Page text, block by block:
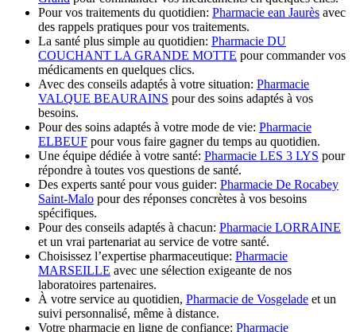
Pour vos traitements du quotidien: Pharmacie ean Jaurès avec
des rappels pratiques pour vos traitements.
La santé plus simple au quotidien: Pharmacie DU
COUCHANT LA GRANDE MOTTE pour commander vos
médicaments en quelques clics.
Avec des conseils adaptés à votre situation: Pharmacie
VALQUE BEAURAINS pour des soins adaptés à vos
besoins.
Pour des soins adaptés à votre mode de vie: Pharmacie
ELBEUF pour vous faire gagner du temps au quotidien.
Une équipe dédiée à votre santé: Pharmacie LES 3 LYS pour
répondre à toutes vos questions de santé.
Des experts santé pour vous guider: Pharmacie De Rocabey
Saint-Malo pour des réponses concrètes à vos besoins
spécifiques.
Pour des conseils adaptés à chacun: Pharmacie LORRAINE
et un vrai partenariat au service de votre santé.
Choisissez l’expertise pharmaceutique: Pharmacie
MARSEILLE avec une sélection exigeante de nos
laboratoires partenaires.
À votre service au quotidien, Pharmacie de Vosgelade et un
suivi personnalisé, même à distance.
Votre pharmacie en ligne de confiance: Pharmacie